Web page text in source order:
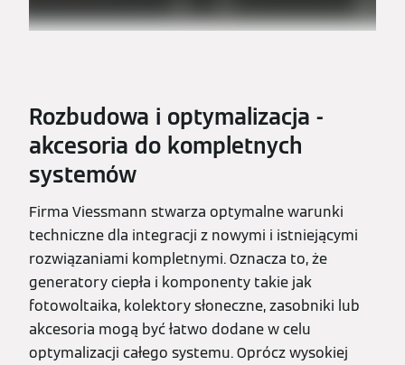
Rozbudowa i optymalizacja -
akcesoria do kompletnych
systemów
Firma Viessmann stwarza optymalne warunki
techniczne dla integracji z nowymi i istniejącymi
rozwiązaniami kompletnymi. Oznacza to, że
generatory ciepła i komponenty takie jak
fotowoltaika, kolektory słoneczne, zasobniki lub
akcesoria mogą być łatwo dodane w celu
optymalizacji całego systemu. Oprócz wysokiej